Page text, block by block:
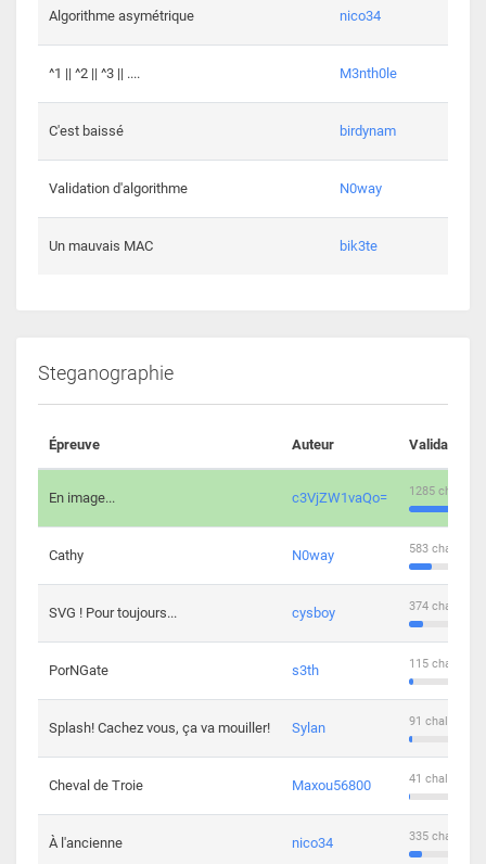
Algorithme asymétrique nico34
^1 || ^2 || ^3 || .... M3nth0le
C'est baissé birdynam
Validation d'algorithme N0way
Un mauvais MAC bik3te
Steganographie
Épreuve Auteur Validations
En image... c3VjZW1vaQo= 1285
Cathy N0way 583
SVG ! Pour toujours... cysboy 374
PorNGate s3th 115
Splash! Cachez vous, ça va mouiller! Sylan 91
Cheval de Troie Maxou56800 41
À l'ancienne nico34 335